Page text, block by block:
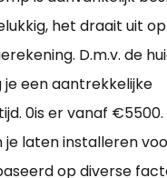
het draait uit
D.m.v. de
je een aantrekkelijke
0is er vanaf €5500.
je laten installeren
op diverse